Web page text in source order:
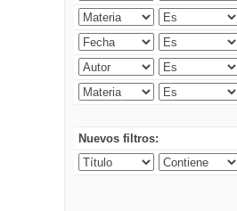
Nuevos filtros: